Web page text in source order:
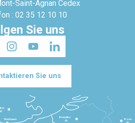
Saint-Agnan Cedex
: 02 35 12 10 10
Sie uns
Sie uns
Bruxelles
3h
Newhaven
Bonn